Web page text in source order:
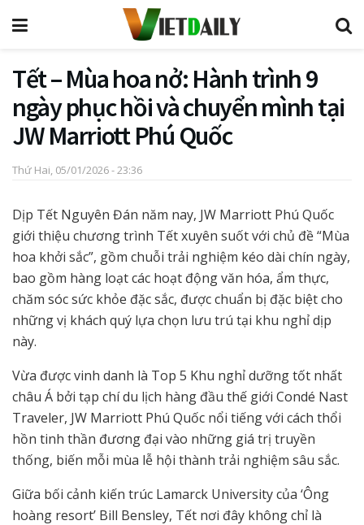
Tết – Mùa hoa nở: Hành trình 9
ngày phục hồi và chuyển mình tại
JW Marriott Phú Quốc
Thứ Hai, 05/01/2026 - 23:36
Dịp Tết Nguyên Đán năm nay, JW Marriott Phú Quốc
giới thiệu chương trình Tết xuyên suốt với chủ đề “Mùa
hoa khởi sắc”, gồm chuỗi trải nghiệm kéo dài chín ngày,
bao gồm hàng loạt các hoạt động văn hóa, ẩm thực,
chăm sóc sức khỏe đặc sắc, được chuẩn bị đặc biệt cho
những vị khách quý lựa chọn lưu trú tại khu nghỉ dịp
này.
Vừa được vinh danh là Top 5 Khu nghỉ dưỡng tốt nhất
châu Á bởi tạp chí du lịch hàng đầu thế giới Condé Nast
Traveler, JW Marriott Phú Quốc nổi tiếng với cách thổi
hồn tinh thần đương đại vào những giá trị truyền
thống, biến mỗi mùa lễ hội thành trải nghiệm sâu sắc.
Giữa bối cảnh kiến trúc Lamarck University của ‘Ông
hoàng resort’ Bill Bensley, Tết nơi đây không chỉ là